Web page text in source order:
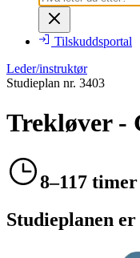
Tilskuddsportal
Leder/instruktør
Studieplan nr. 3403
Trekløver -
8–117 timer
Studieplanen